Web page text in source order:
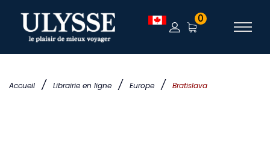
Accueil / Librairie en ligne / Europe / Bratislava
0